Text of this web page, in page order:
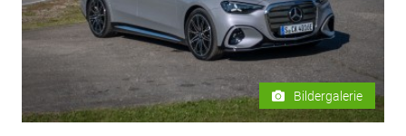
Bildergalerie